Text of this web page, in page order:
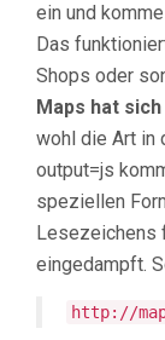
ein und
Das
Shops oder
Maps hat
wohl die Art in
output=js
speziellen
Lesezeichens
eingedampft.
http://